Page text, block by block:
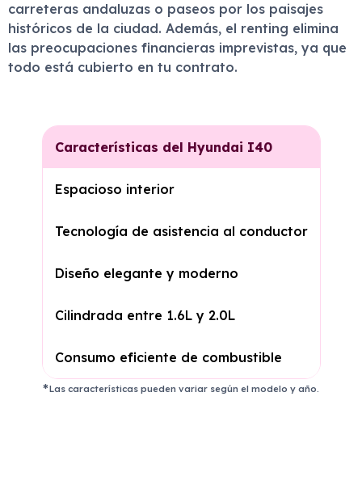
carreteras andaluzas o paseos por los paisajes
históricos de la ciudad. Además, el renting elimina
las preocupaciones financieras imprevistas, ya que
todo está cubierto en tu contrato.
Características del Hyundai I40
Espacioso interior
Tecnología de asistencia al conductor
Diseño elegante y moderno
Cilindrada entre 1.6L y 2.0L
Consumo eficiente de combustible
Las características pueden variar según el modelo y año.